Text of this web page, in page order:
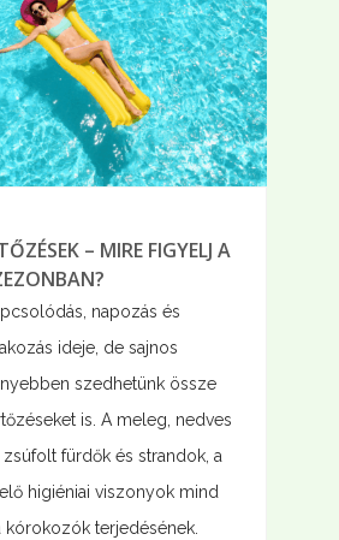
– MIRE FIGYELJ A
napozás és
ideje, de sajnos
szedhetünk össze
is. A meleg, nedves
zsúfolt fürdők és strandok, a
higiéniai viszonyok mind
kórokozók terjedésének.